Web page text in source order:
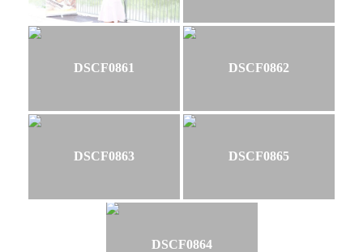
DSCF0861 DSCF0862
DSCF0863 DSCF0865
DSCF0864